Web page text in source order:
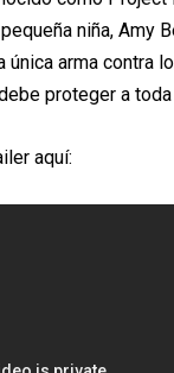
niña, Amy
única arma contra
proteger a
aquí: